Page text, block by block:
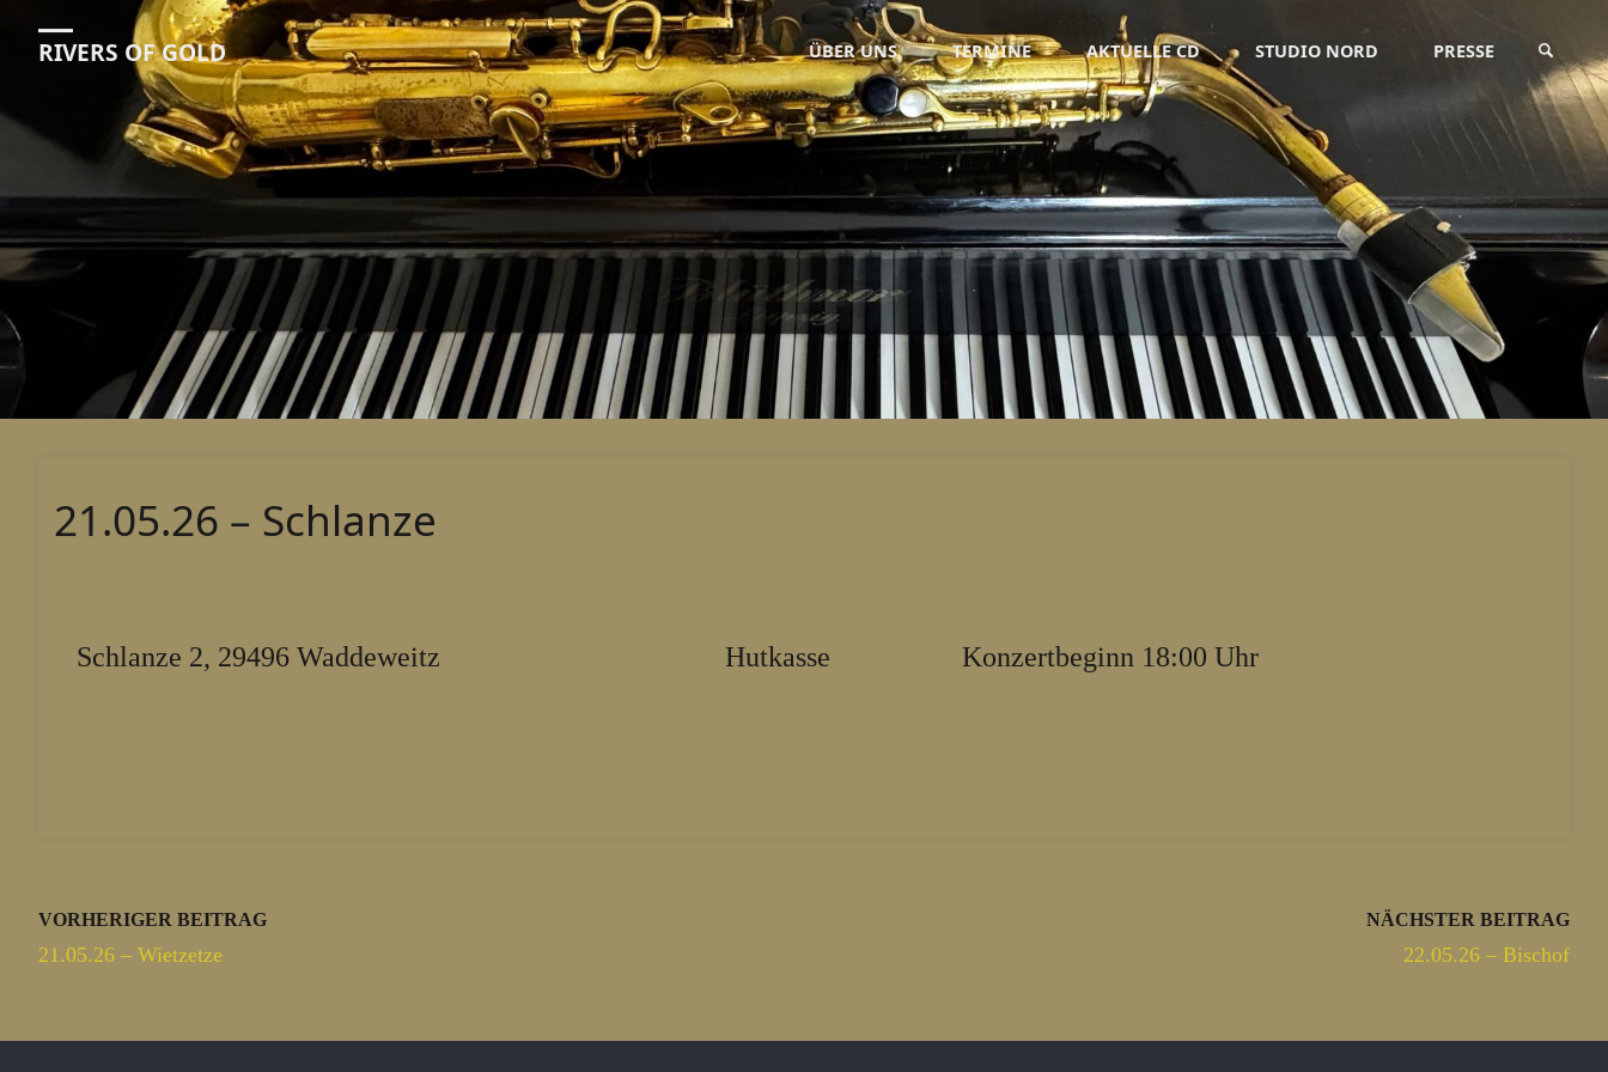
RIVERS OF GOLD
Zum
Inhalt
ÜBER UNS TERMINE AKTUELLE CD STUDIO NORD PRESSE
SUCHE
21.05.26 – Schlanze
Schlanze 2, 29496 Waddeweitz Hutkasse Konzertbeginn 18:00 Uhr
VORHERIGER BEITRAG
21.05.26 – Wietzetze
NÄCHSTER BEITRAG
22.05.26 – Bischof